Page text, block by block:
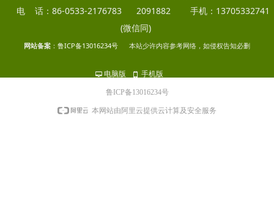
电 话：86-0533-2176783 2091882 手机：13705332741
(微信同)
网站备案 ： 鲁ICP备13016234号 本站少许内容参考网络，如侵权告知必删
넡 电脑版 넓 手机版
鲁ICP备13016234号
本网站由阿里云提供云计算及安全服务